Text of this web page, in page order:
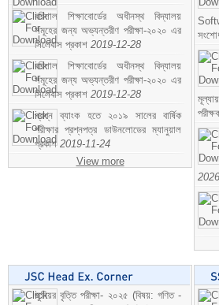
বরিশাল শিক্ষাবোর্ডের অধীনস্থ বিদ্যালয়
সমূহের জন্য অভ্যন্তরীণ পরীক্ষা-২০২০ এর
সিলেবাস প্রকাশ 2019-12-28
বরিশাল শিক্ষাবোর্ডের অধীনস্থ বিদ্যালয়
সমূহের জন্য অভ্যন্তরীণ পরীক্ষা-২০২০ এর
সিলেবাস প্রকাশ 2019-12-28
প্রশ্ন ব্যাংক হতে ২০১৯ সালের বার্ষিক
পরীক্ষার প্রশ্নপত্র ডাউনলোডের ম্যানুয়াল
প্রকাশ 2019-11-24
View more
জুনিয়র বৃত্তি পরীক্ষা- ২০২৫ (বিষয়: গণিত -